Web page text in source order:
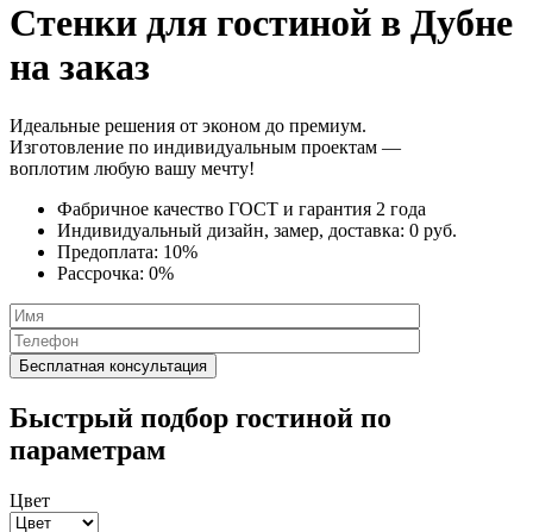
Стенки для гостиной в Дубне
на заказ
Идеальные решения от эконом до премиум.
Изготовление по индивидуальным проектам —
воплотим любую вашу мечту!
Фабричное качество ГОСТ и гарантия 2 года
Индивидуальный дизайн, замер, доставка: 0 руб.
Предоплата: 10%
Рассрочка: 0%
Быстрый подбор гостиной по
параметрам
Цвет